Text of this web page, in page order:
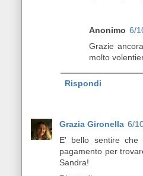
Anonimo 6/
Grazie
molto
Rispondi
Grazia Gironella 6/
E' bello sentire che
pagamento per
Sandra!